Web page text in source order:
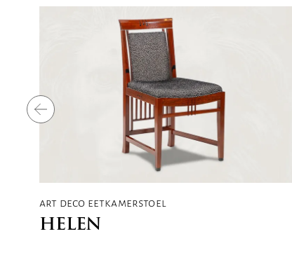
art deco eetkamerstoel
HELEN